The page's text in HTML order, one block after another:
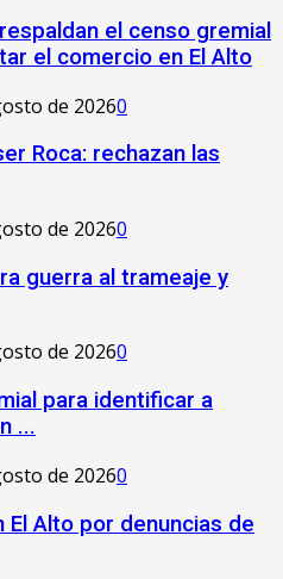
el censo gremial
el comercio en El Alto
de 20260
Roca: rechazan las
de 20260
guerra al trameaje y
de 20260
para identificar a
...
de 20260
Alto por denuncias de